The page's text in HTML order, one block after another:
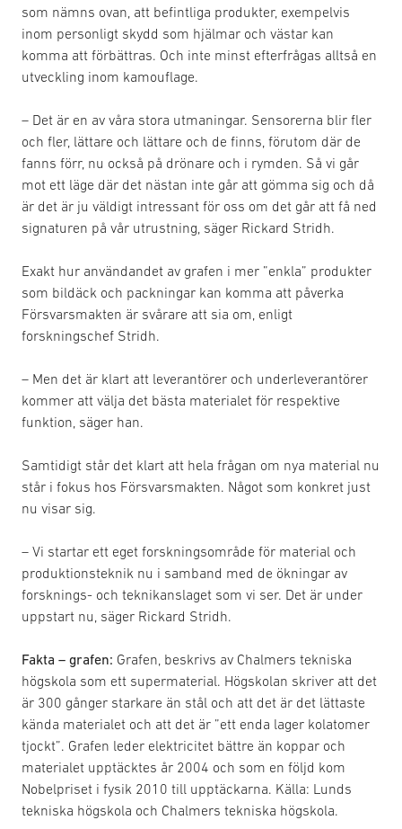
som nämns ovan, att befintliga produkter, exempelvis
inom personligt skydd som hjälmar och västar kan
komma att förbättras. Och inte minst efterfrågas alltså en
utveckling inom kamouflage.
– Det är en av våra stora utmaningar. Sensorerna blir fler
och fler, lättare och lättare och de finns, förutom där de
fanns förr, nu också på drönare och i rymden. Så vi går
mot ett läge där det nästan inte går att gömma sig och då
är det är ju väldigt intressant för oss om det går att få ned
signaturen på vår utrustning, säger Rickard Stridh.
Exakt hur användandet av grafen i mer ”enkla” produkter
som bildäck och packningar kan komma att påverka
Försvarsmakten är svårare att sia om, enligt
forskningschef Stridh.
– Men det är klart att leverantörer och underleverantörer
kommer att välja det bästa materialet för respektive
funktion, säger han.
Samtidigt står det klart att hela frågan om nya material nu
står i fokus hos Försvarsmakten. Något som konkret just
nu visar sig.
– Vi startar ett eget forskningsområde för material och
produktionsteknik nu i samband med de ökningar av
forsknings- och teknikanslaget som vi ser. Det är under
uppstart nu, säger Rickard Stridh.
Fakta – grafen: Grafen, beskrivs av Chalmers tekniska
högskola som ett supermaterial. Högskolan skriver att det
är 300 gånger starkare än stål och att det är det lättaste
kända materialet och att det är ”ett enda lager kolatomer
tjockt”. Grafen leder elektricitet bättre än koppar och
materialet upptäcktes år 2004 och som en följd kom
Nobelpriset i fysik 2010 till upptäckarna. Källa: Lunds
tekniska högskola och Chalmers tekniska högskola.